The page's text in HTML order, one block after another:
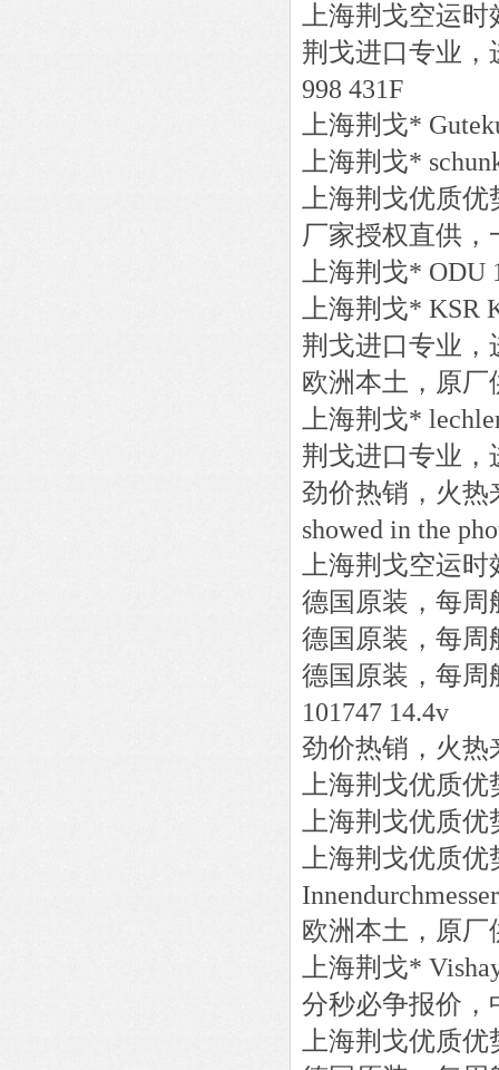
上海荆戈空运时
荆戈进口专业，
998 431F
上海荆戈*
上海荆戈*
上海荆戈优质
厂家授权直供
上海荆戈* ODU
上海荆戈* KSR
荆戈进口专业，
欧洲本土，原厂
上海荆戈*
荆戈进口专业，
劲价热销，火热
showed in the
上海荆戈空运时
德国原装，每周
德国原装，每周
德国原装，每周
101747 14.4v
劲价热销，火热
上海荆戈优质
上海荆戈优质
上海荆戈优质
欧洲本土，原厂
上海荆戈*
分秒必争报价，
上海荆戈优质